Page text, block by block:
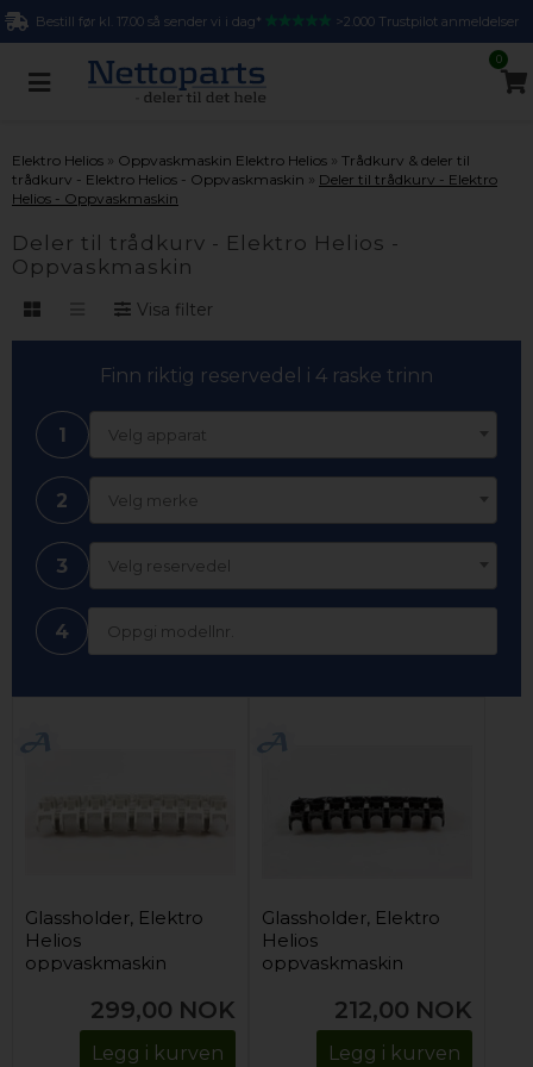
Bestill før kl. 17.00 så sender vi i dag* >2.000 Trustpilot anmeldelser
0
Elektro Helios » Oppvaskmaskin Elektro Helios » Trådkurv & deler til
trådkurv - Elektro Helios - Oppvaskmaskin » Deler til trådkurv - Elektro
Helios - Oppvaskmaskin
Deler til trådkurv - Elektro Helios -
Oppvaskmaskin
Visa filter
Finn riktig reservedel i 4 raske trinn
1 Velg apparat
2 Velg merke
3 Velg reservedel
4
Glassholder, Elektro
Helios
oppvaskmaskin
299,00 NOK
Legg i kurven
Glassholder, Elektro
Helios
oppvaskmaskin
212,00 NOK
Legg i kurven